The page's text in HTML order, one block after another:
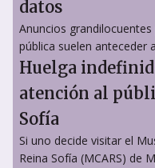
datos
Anuncios
pública suelen anteceder
Huelga
atención al
Sofía
Si uno decide visitar el
Reina Sofía (MCARS) de